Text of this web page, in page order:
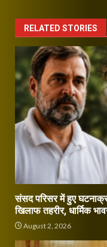
RELATED STORIES
संसद परिसर में हुए
खिलाफ तहरीर, धार्मिक
August 2, 2026